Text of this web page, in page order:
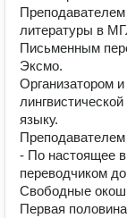
Преподавателем
литературы в
Письменным
Эксмо.
Организатором
языку.
- По настоящее
переводчиком
Свободные
Первая